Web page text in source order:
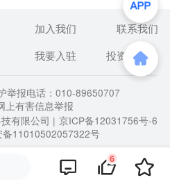
6
加入我们
联系我们
我要入驻 投资者关系
举报电话：010-89650707
上有害信息举报
有限公司 | 京ICP备12031756号-6
备11010502057322号